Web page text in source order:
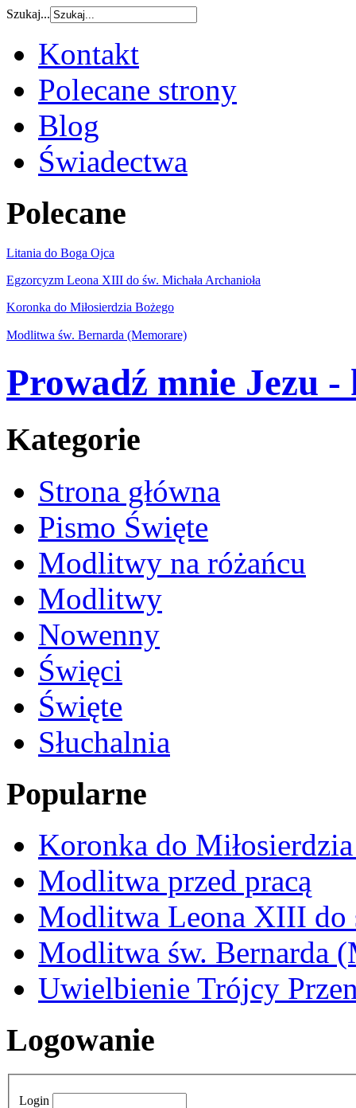
Szukaj...
Kontakt
Polecane strony
Blog
Świadectwa
Polecane
Litania do Boga Ojca
Egzorcyzm Leona XIII do św. Michała Archanioła
Koronka do Miłosierdzia Bożego
Modlitwa św. Bernarda (Memorare)
Prowadź mnie Jezu
Kategorie
Strona główna
Pismo Święte
Modlitwy na różańcu
Modlitwy
Nowenny
Święci
Święte
Słuchalnia
Popularne
Koronka do
Modlitwa przed pracą
Modlitwa Leona XIII do
Modlitwa św. Bernarda
Uwielbienie Trójcy
Logowanie
Login